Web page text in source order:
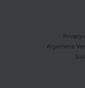
Algemene